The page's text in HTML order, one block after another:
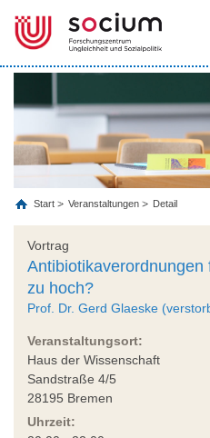
Start Veranstaltungen Detail
Vortrag
zu hoch?
Prof. Dr. Gerd Glaeske
Veranstaltungsort:
Haus der Wissenschaft
Sandstraße 4/5
28195 Bremen
Uhrzeit: